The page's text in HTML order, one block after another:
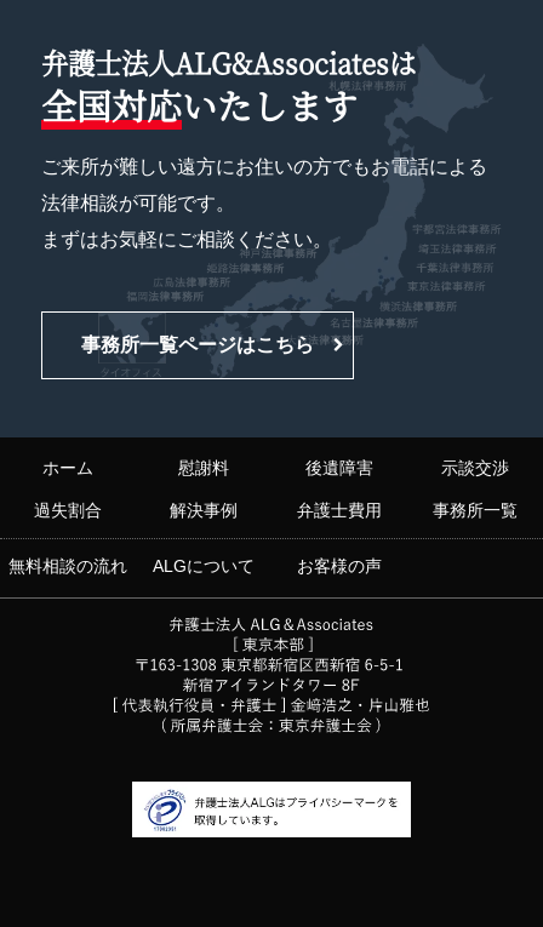
弁護士法人ALG&Associatesは
全国対応いたします
ご来所が難しい遠方にお住いの方でもお電話による
法律相談が可能です。
まずはお気軽にご相談ください。
事務所一覧ページはこちら
ホーム 慰謝料 後遺障害 示談交渉
過失割合 解決事例 弁護士費用 事務所一覧
無料相談の流れ ALGについて お客様の声